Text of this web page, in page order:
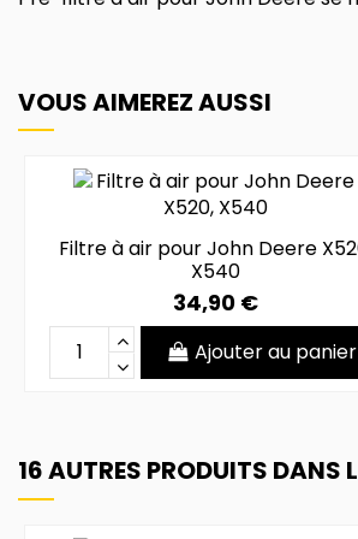
VOUS AIMEREZ AUSSI
Filtre à air pour John Deere
X540
34,90 €
Ajouter au panier
16 AUTRES PRODUITS DANS